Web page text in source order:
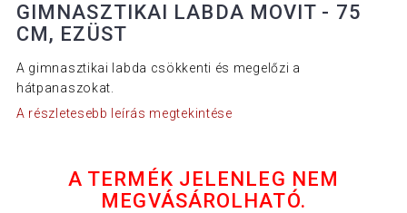
GIMNASZTIKAI LABDA MOVIT - 75
CM, EZÜST
A gimnasztikai labda csökkenti és megelőzi a
hátpanaszokat.
A részletesebb leírás megtekintése
A TERMÉK JELENLEG NEM
MEGVÁSÁROLHATÓ.